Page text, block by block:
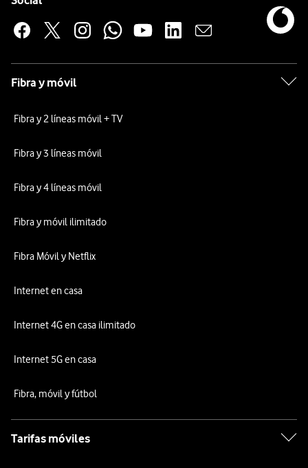
Fibra y móvil
Fibra y 2 líneas móvil + TV
Fibra y 3 líneas móvil
Fibra y 4 líneas móvil
Fibra y móvil ilimitado
Fibra Móvil y Netflix
Internet en casa
Internet 4G en casa ilimitado
Internet 5G en casa
Fibra, móvil y fútbol
Tarifas móviles